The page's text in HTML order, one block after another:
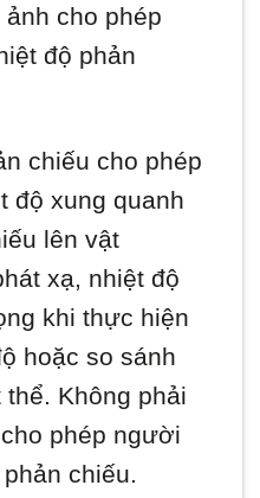
cho phép
độ phản
chiếu cho phép
độ xung quanh
lên vật
xạ, nhiệt độ
khi thực hiện
hoặc so sánh
Không phải
phép người
chiếu.